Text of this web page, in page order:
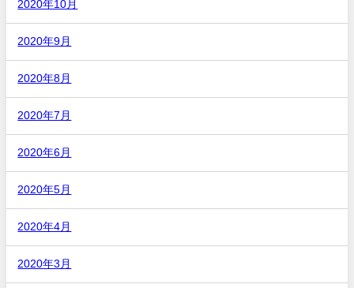
2020年10月
2020年9月
2020年8月
2020年7月
2020年6月
2020年5月
2020年4月
2020年3月